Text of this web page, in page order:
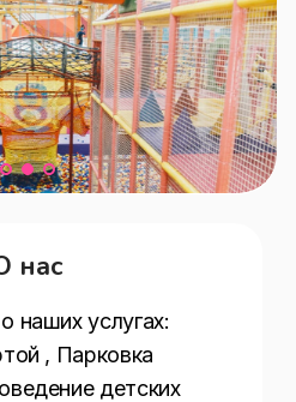
нас
наших услугах:
, Парковка
детских